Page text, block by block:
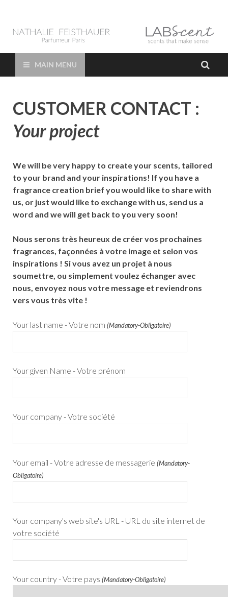
LAB Scent – Nathalie
Feisthauer –
Paris – Fine
Fragrances Bespoke
Perfumer
Parfums de Niche et Sur Mesure – Nez – Nose – Niche and bespoke
Perfume – Nathalie Feisthauer – LAB Scent
MAIN MENU
CUSTOMER CONTACT :
Your project
We will be very happy to create your scents, tailored
to your brand and your inspirations! If you have a
fragrance creation brief you would like to share with
us, or just would like to exchange with us, send us a
word and we will get back to you very soon!
Nous serons très heureux de créer vos prochaines
fragrances, façonnées à votre image et selon vos
inspirations ! Si vous avez un projet à nous
soumettre, ou simplement voulez échanger avec
nous, envoyez nous votre message et reviendrons
vers vous très vite !
Your last name - Votre nom (Mandatory-Obligatoire)
Your given Name - Votre prénom
Your company - Votre société
Your email - Votre adresse de messagerie (Mandatory-
Obligatoire)
Your company's web site's URL - URL du site internet de
votre société
Your country - Votre pays (Mandatory-Obligatoire)